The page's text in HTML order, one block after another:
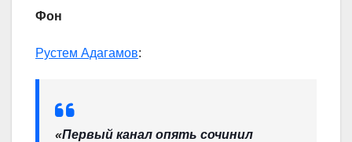
Фон
Рустем Адагамов:
«Первый канал опять сочинил